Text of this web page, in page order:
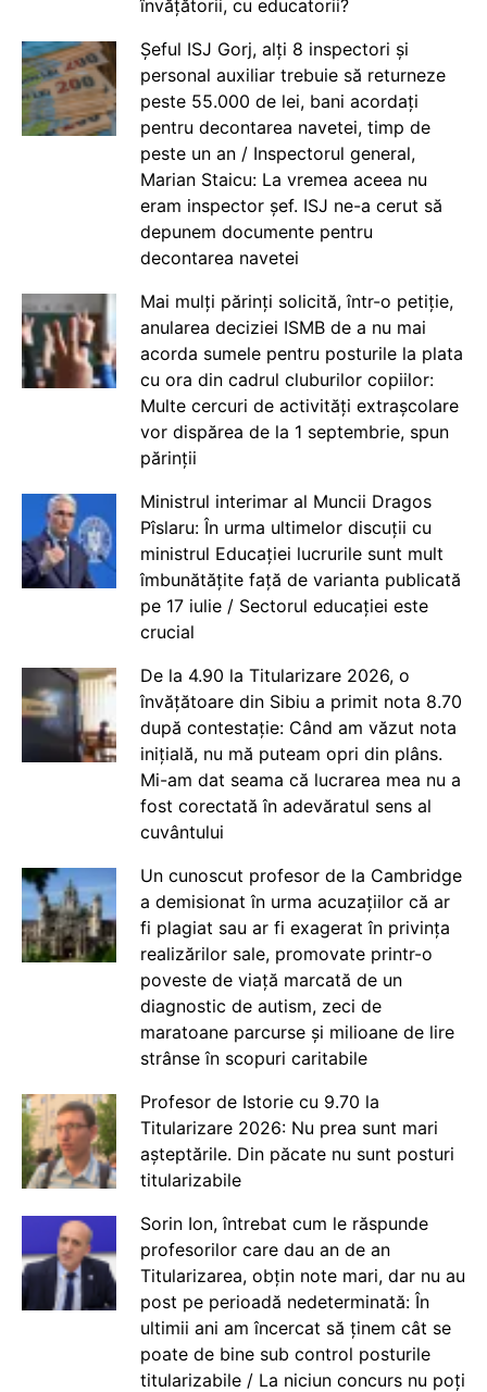
învățătorii, cu educatorii?
Șeful ISJ Gorj, alți 8 inspectori și
personal auxiliar trebuie să returneze
peste 55.000 de lei, bani acordați
pentru decontarea navetei, timp de
peste un an / Inspectorul general,
Marian Staicu: La vremea aceea nu
eram inspector șef. ISJ ne-a cerut să
depunem documente pentru
decontarea navetei
Mai mulți părinți solicită, într-o petiție,
anularea deciziei ISMB de a nu mai
acorda sumele pentru posturile la plata
cu ora din cadrul cluburilor copiilor:
Multe cercuri de activități extrașcolare
vor dispărea de la 1 septembrie, spun
părinții
Ministrul interimar al Muncii Dragos
Pîslaru: În urma ultimelor discuții cu
ministrul Educației lucrurile sunt mult
îmbunătățite față de varianta publicată
pe 17 iulie / Sectorul educației este
crucial
De la 4.90 la Titularizare 2026, o
învățătoare din Sibiu a primit nota 8.70
după contestație: Când am văzut nota
inițială, nu mă puteam opri din plâns.
Mi-am dat seama că lucrarea mea nu a
fost corectată în adevăratul sens al
cuvântului
Un cunoscut profesor de la Cambridge
a demisionat în urma acuzațiilor că ar
fi plagiat sau ar fi exagerat în privința
realizărilor sale, promovate printr-o
poveste de viață marcată de un
diagnostic de autism, zeci de
maratoane parcurse și milioane de lire
strânse în scopuri caritabile
Profesor de Istorie cu 9.70 la
Titularizare 2026: Nu prea sunt mari
așteptările. Din păcate nu sunt posturi
titularizabile
Sorin Ion, întrebat cum le răspunde
profesorilor care dau an de an
Titularizarea, obțin note mari, dar nu au
post pe perioadă nedeterminată: În
ultimii ani am încercat să ținem cât se
poate de bine sub control posturile
titularizabile / La niciun concurs nu poți